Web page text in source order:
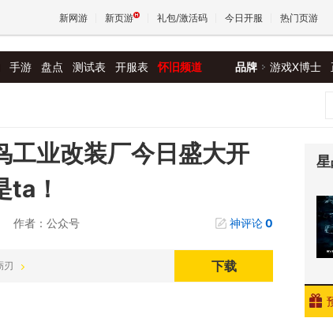
新网游 新页游 礼包/激活码 今日开服 热门页游
手游 盘点 测试表 开服表 怀旧频道 品牌 游戏X博士
工业改装厂今日盛大开
ta！
作者：公众号 神评论0
刃 下载